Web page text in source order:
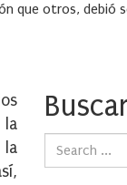
que otros, debió
la
la